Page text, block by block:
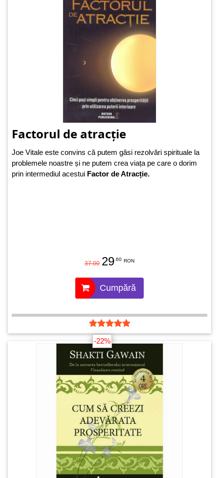
Factorul de atracție
Joe Vitale este convins că putem găsi rezolvări spirituale la
problemele noastre și ne putem crea viața pe care o dorim
prin intermediul acestui Factor de Atracție.
37.00 29 .60 RON
Cumpără
-22%